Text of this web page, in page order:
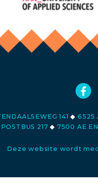
141◆ 6525
POSTBUS 217◆ 7500 AE
Deze website wordt